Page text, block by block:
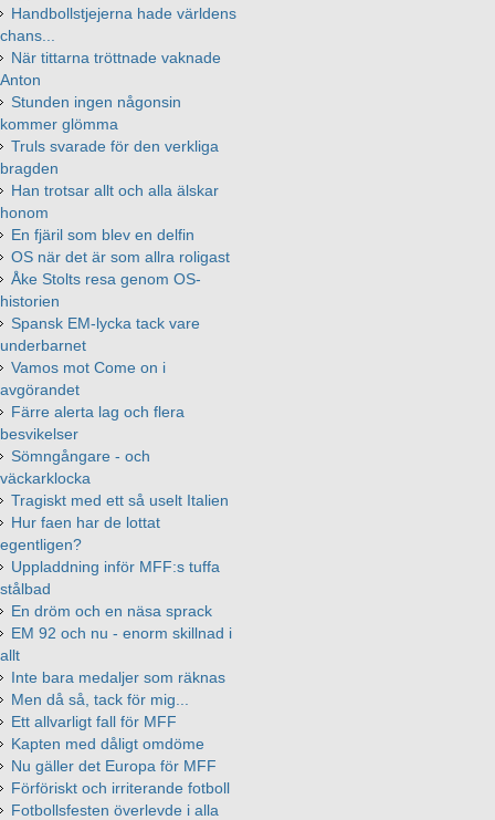
Handbollstjejerna hade världens
chans...
När tittarna tröttnade vaknade
Anton
Stunden ingen någonsin
kommer glömma
Truls svarade för den verkliga
bragden
Han trotsar allt och alla älskar
honom
En fjäril som blev en delfin
OS när det är som allra roligast
Åke Stolts resa genom OS-
historien
Spansk EM-lycka tack vare
underbarnet
Vamos mot Come on i
avgörandet
Färre alerta lag och flera
besvikelser
Sömngångare - och
väckarklocka
Tragiskt med ett så uselt Italien
Hur faen har de lottat
egentligen?
Uppladdning inför MFF:s tuffa
stålbad
En dröm och en näsa sprack
EM 92 och nu - enorm skillnad i
allt
Inte bara medaljer som räknas
Men då så, tack för mig...
Ett allvarligt fall för MFF
Kapten med dåligt omdöme
Nu gäller det Europa för MFF
Förföriskt och irriterande fotboll
Fotbollsfesten överlevde i alla